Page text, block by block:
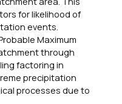
for likelihood of
events.
Maximum
through
factoring in
precipitation
processes due to